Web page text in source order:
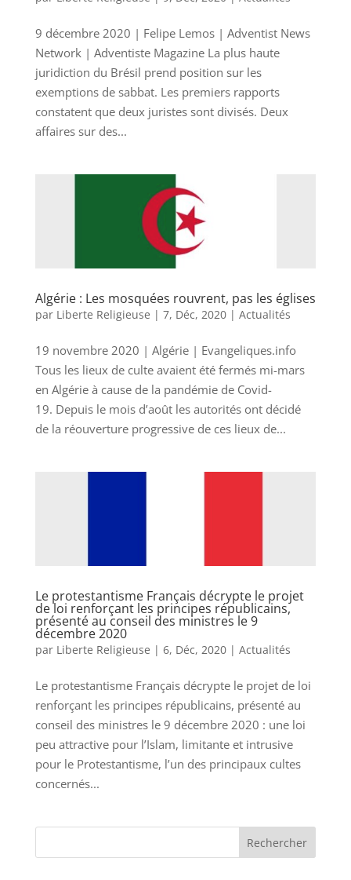
9 décembre 2020 | Felipe Lemos | Adventist News
Network | Adventiste Magazine La plus haute
juridiction du Brésil prend position sur les
exemptions de sabbat. Les premiers rapports
constatent que deux juristes sont divisés. Deux
affaires sur des...
Algérie : Les mosquées rouvrent, pas les églises
par Liberte Religieuse | 7, Déc, 2020| Actualités
19 novembre 2020 | Algérie | Evangeliques.info
Tous les lieux de culte avaient été fermés mi-mars
en Algérie à cause de la pandémie de Covid-
19. Depuis le mois d’août les autorités ont décidé
de la réouverture progressive de ces lieux de...
Le protestantisme Français décrypte le projet
de loi renforçant les principes républicains,
présenté au conseil des ministres le 9
décembre 2020
par Liberte Religieuse | 6, Déc, 2020| Actualités
Le protestantisme Français décrypte le projet de loi
renforçant les principes républicains, présenté au
conseil des ministres le 9 décembre 2020 : une loi
peu attractive pour l’Islam, limitante et intrusive
pour le Protestantisme, l’un des principaux cultes
concernés...